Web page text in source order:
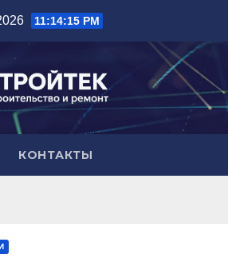
11:14:16 PM
КОНТАКТЫ